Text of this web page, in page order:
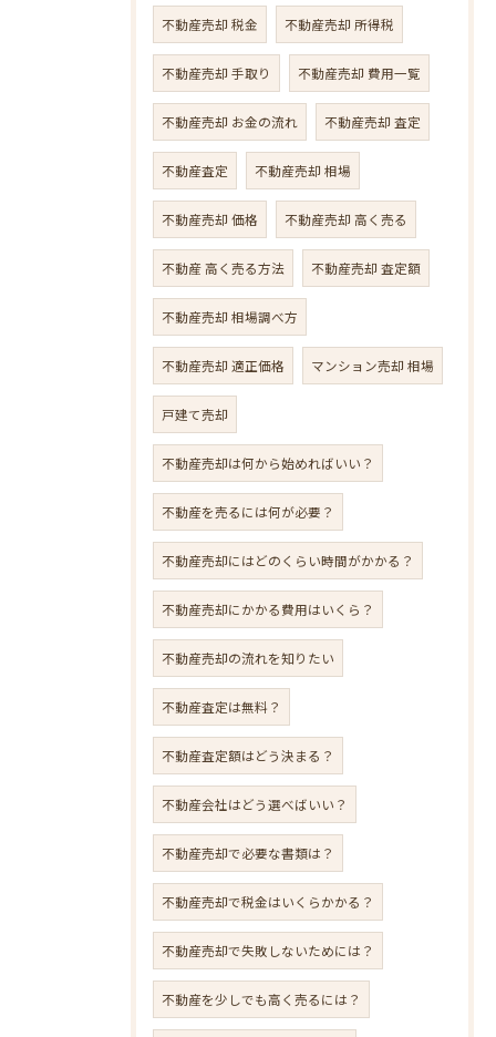
不動産売却 税金 不動産売却 所得税
不動産売却 手取り 不動産売却 費用一覧
不動産売却 お金の流れ 不動産売却 査定
不動産査定 不動産売却 相場
不動産売却 価格 不動産売却 高く売る
不動産 高く売る方法 不動産売却 査定額
不動産売却 相場調べ方
不動産売却 適正価格 マンション売却 相場
戸建て売却
不動産売却は何から始めればいい？
不動産を売るには何が必要？
不動産売却にはどのくらい時間がかかる？
不動産売却にかかる費用はいくら？
不動産売却の流れを知りたい
不動産査定は無料？
不動産査定額はどう決まる？
不動産会社はどう選べばいい？
不動産売却で必要な書類は？
不動産売却で税金はいくらかかる？
不動産売却で失敗しないためには？
不動産を少しでも高く売るには？